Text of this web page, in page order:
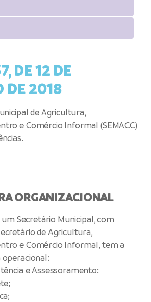
DE 12 DE
DE 2018
de Agricultura,
e Comércio Informal (SEMACC)
ORGANIZACIONAL
Secretário Municipal, com
de Agricultura,
e Comércio Informal, tem a
e Assessoramento: